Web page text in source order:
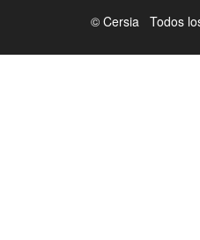
© Cersia Todos